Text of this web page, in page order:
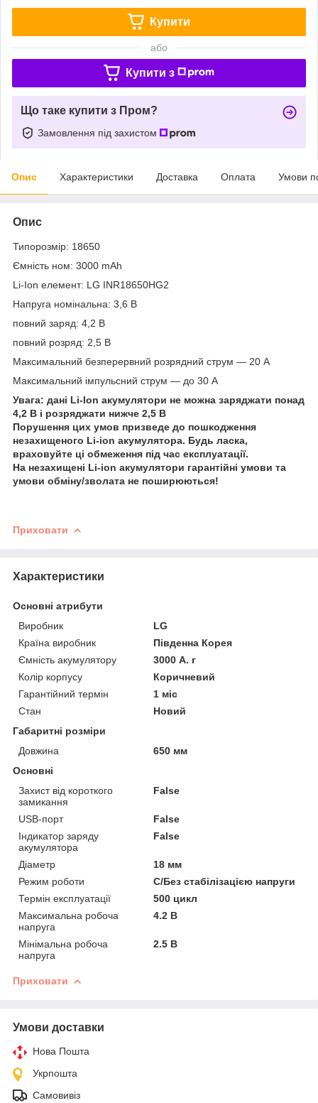
Купити
або
Купити з
Що таке купити з Пром?
Замовлення під захистом
Опис Характеристики Доставка Оплата Умови
Опис
Типорозмір: 18650
Ємність ном: 3000 mAh
Li-Ion елемент: LG INR18650HG2
Напруга номінальна: 3,6 В
повний заряд: 4,2 В
повний розряд: 2,5 В
Максимальний безперервний розрядний струм — 20 А
Максимальний імпульсний струм — до 30 А
Увага: дані Li-Ion акумулятори не можна заряджати понад
4,2 В і розряджати нижче 2,5 В
Порушення цих умов призведе до пошкодження
незахищеного Li-ion акумулятора. Будь ласка,
враховуйте ці обмеження під час експлуатації.
На незахищені Li-ion акумулятори гарантійні умови та
умови обміну/зволата не поширюються!
Приховати
Характеристики
Основні атрибути
Виробник
LG
Країна виробник
Південна Корея
Ємність акумулятору
3000 А. г
Колір корпусу
Коричневий
Гарантійний термін
1 міс
Стан
Новий
Габаритні розміри
Довжина
650 мм
Основні
Захист від короткого
замикання
False
USB-порт
False
Індикатор заряду
акумулятора
False
Діаметр
18 мм
Режим роботи
С/Без стабілізацією напруги
Термін експлуатації
500 цикл
Максимальна робоча
напруга
4.2 В
Мінімальна робоча
напруга
2.5 В
Приховати
Умови доставки
Нова Пошта
Укрпошта
Самовивіз